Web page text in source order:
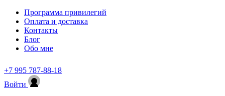
Программа привилегий
Оплата и доставка
Контакты
Блог
Обо мне
+7 995 787-88-18
Войти